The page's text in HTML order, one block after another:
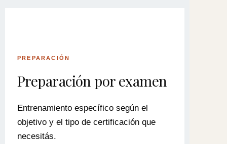
PREPARACIÓN
Preparación por examen
Entrenamiento específico según el
objetivo y el tipo de certificación que
necesitás.